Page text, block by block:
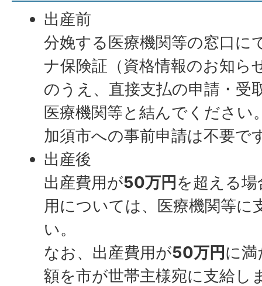
出産前
分娩する医療機関等の窓口に
ナ保険証（資格情報のお知ら
のうえ、直接支払の申請・受
医療機関等と結んでください
加須市への事前申請は不要で
出産後
出産費用が50万円 を超える
用については、医療機関等に
い。
なお、出産費用が50万円 に
額を市が世帯主様宛に支給し